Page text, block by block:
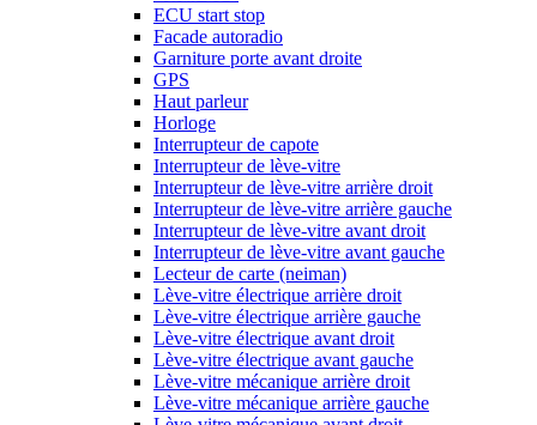
ECU start stop
Facade autoradio
Garniture porte avant droite
GPS
Haut parleur
Horloge
Interrupteur de capote
Interrupteur de lève-vitre
Interrupteur de lève-vitre arrière droit
Interrupteur de lève-vitre arrière gauche
Interrupteur de lève-vitre avant droit
Interrupteur de lève-vitre avant gauche
Lecteur de carte (neiman)
Lève-vitre électrique arrière droit
Lève-vitre électrique arrière gauche
Lève-vitre électrique avant droit
Lève-vitre électrique avant gauche
Lève-vitre mécanique arrière droit
Lève-vitre mécanique arrière gauche